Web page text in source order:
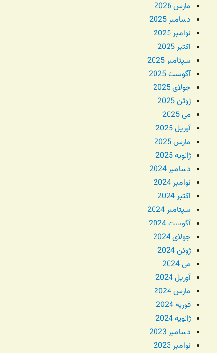
مارس 2026
دسامبر 2025
نوامبر 2025
اکتبر 2025
سپتامبر 2025
آگوست 2025
جولای 2025
ژوئن 2025
می 2025
آوریل 2025
مارس 2025
ژانویه 2025
دسامبر 2024
نوامبر 2024
اکتبر 2024
سپتامبر 2024
آگوست 2024
جولای 2024
ژوئن 2024
می 2024
آوریل 2024
مارس 2024
فوریه 2024
ژانویه 2024
دسامبر 2023
نوامبر 2023